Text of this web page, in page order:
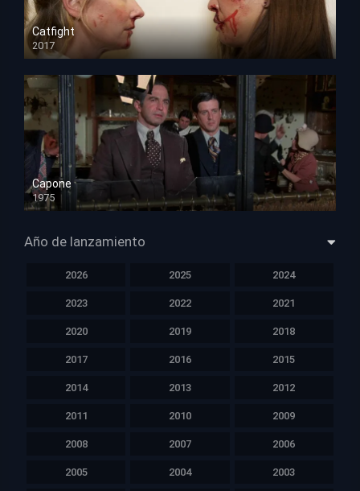
Catfight
2017
HD 720p
Capone
1975
HD 1080p
Año de lanzamiento
2026 2025 2024
2023 2022 2021
2020 2019 2018
2017 2016 2015
2014 2013 2012
2011 2010 2009
2008 2007 2006
2005 2004 2003